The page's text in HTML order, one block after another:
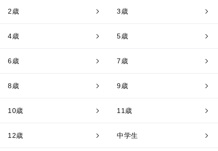
2歳 3歳
4歳 5歳
6歳 7歳
8歳 9歳
10歳 11歳
12歳 中学生